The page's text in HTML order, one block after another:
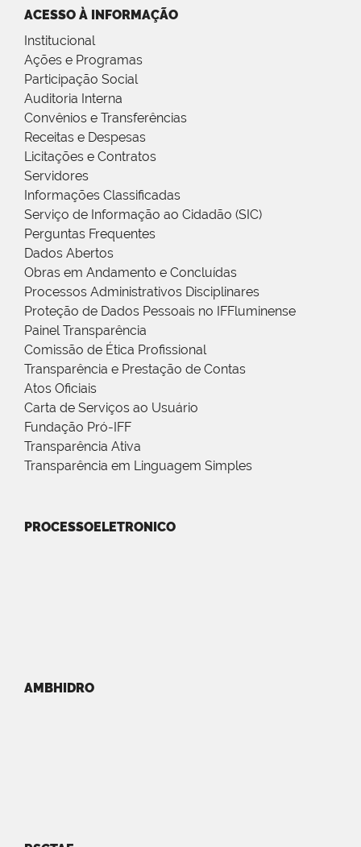
ACESSO À INFORMAÇÃO
Institucional
Ações e Programas
Participação Social
Auditoria Interna
Convênios e Transferências
Receitas e Despesas
Licitações e Contratos
Servidores
Informações Classificadas
Serviço de Informação ao Cidadão (SIC)
Perguntas Frequentes
Dados Abertos
Obras em Andamento e Concluídas
Processos Administrativos Disciplinares
Proteção de Dados Pessoais no IFFluminense
Painel Transparência
Comissão de Ética Profissional
Transparência e Prestação de Contas
Atos Oficiais
Carta de Serviços ao Usuário
Fundação Pró-IFF
Transparência Ativa
Transparência em Linguagem Simples
PROCESSOELETRONICO
AMBHIDRO